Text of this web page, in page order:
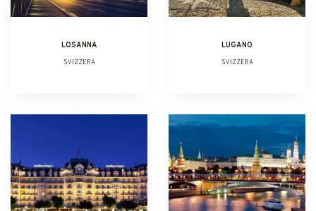
LOSANNA
SVIZZERA
LUGANO
SVIZZERA